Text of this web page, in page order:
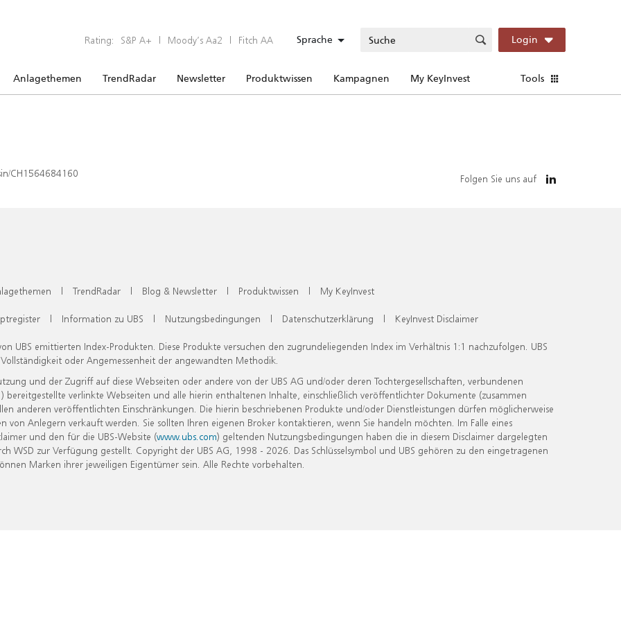
Rating: S&P A+ | Moody’s Aa2 | Fitch AA Sprache Login
Anlagethemen TrendRadar Newsletter Produktwissen Kampagnen My KeyInvest Tools
CH1564684160 Folgen Sie uns auf
| TrendRadar | Blog & Newsletter | Produktwissen | My KeyInvest
| Information zu UBS | Nutzungsbedingungen | Datenschutzerklärung | KeyInvest Disclaimer
UBS emittierten Index-Produkten. Diese Produkte versuchen den zugrundeliegenden Index im Verhältnis 1:1 nachzufolgen. UBS
oder Angemessenheit der angewandten Methodik.
und der Zugriff auf diese Webseiten oder andere von der UBS AG und/oder deren Tochtergesellschaften, verbundenen
verlinkte Webseiten und alle hierin enthaltenen Inhalte, einschließlich veröffentlichter Dokumente (zusammen
anderen veröffentlichten Einschränkungen. Die hierin beschriebenen Produkte und/oder Dienstleistungen dürfen möglicherweise
Anlegern verkauft werden. Sie sollten Ihren eigenen Broker kontaktieren, wenn Sie handeln möchten. Im Falle eines
und den für die UBS-Website (www.ubs.com) geltenden Nutzungsbedingungen haben die in diesem Disclaimer dargelegten
zur Verfügung gestellt. Copyright der UBS AG, 1998 - 2026. Das Schlüsselsymbol und UBS gehören zu den eingetragenen
Marken ihrer jeweiligen Eigentümer sein. Alle Rechte vorbehalten.